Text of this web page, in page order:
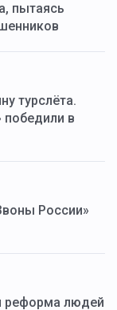
пытаясь
турслёта.
в
России»
реформа людей